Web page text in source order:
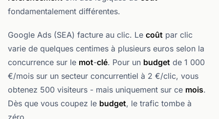
fondamentalement différentes.
Google Ads (SEA) facture au clic. Le coût par clic
varie de quelques centimes à plusieurs euros selon la
concurrence sur le mot-clé. Pour un budget de 1 000
€/mois sur un secteur concurrentiel à 2 €/clic, vous
obtenez 500 visiteurs - mais uniquement sur ce mois.
Dès que vous coupez le budget, le trafic tombe à
zéro.